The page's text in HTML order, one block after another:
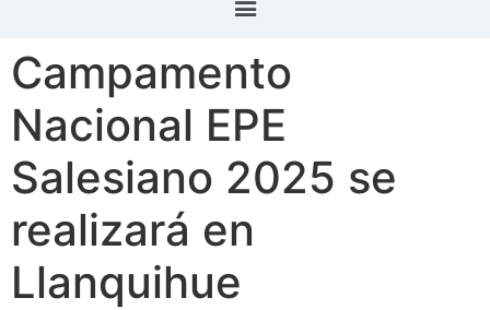
Campamento
Nacional EPE
Salesiano 2025 se
realizará en
Llanquihue